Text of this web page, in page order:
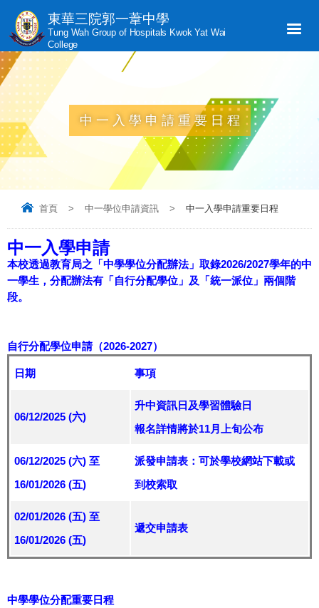
東華三院郭一葦中學
Tung Wah Group of Hospitals Kwok Yat Wai
College
中一入學申請重要日程
首頁 > 中一學位申請資訊 > 中一入學申請重要日程
中一入學申請
本校透過教育局之「中學學位分配辦法」取錄2026/2027學年的中
一學生，分配辦法有「自行分配學位」及「統一派位」兩個階
段。
自行分配學位申請（2026-2027）
日期 事項
06/12/2025 (六)
升中資訊日及學習體驗日
報名詳情將於11月上旬公布
06/12/2025 (六) 至
16/01/2026 (五)
派發申請表：可於學校網站下載或
到校索取
02/01/2026 (五) 至
16/01/2026 (五)
遞交申請表
中學學位分配重要日程